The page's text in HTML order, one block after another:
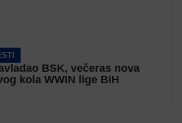
BSK, večeras nova
kola WWIN lige BiH